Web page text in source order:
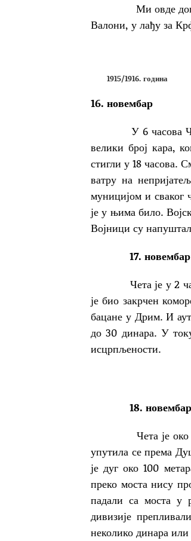
Ми овде
Валони, у лађу за
1915/1916. година
16. новембар
У 6 часова Чета
велики број кара,
стигли у 18 часова.
ватру на
муницијом и сваког
је у њима било.
Војници су
17. новембар
Чета је у 2 часа
је био закрчен
бацане у Дрим. И
до 30 динара. У
исцрпљености.
18. новембар
Чета је око 7
упутила се према
је дуг око 100
преко моста нису
падали са моста у
дивизије
неколико динара